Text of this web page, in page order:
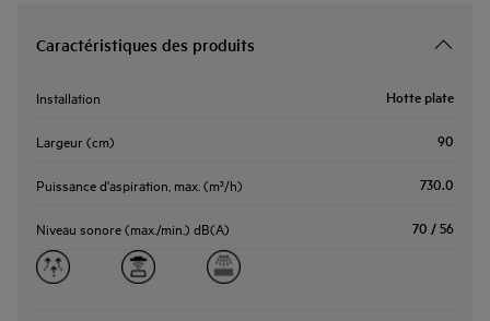
Caractéristiques des produits
Installation Hotte plate
Largeur (cm) 90
Puissance d'aspiration, max. (m³/h) 730.0
Niveau sonore (max./min.) dB(A) 70 / 56